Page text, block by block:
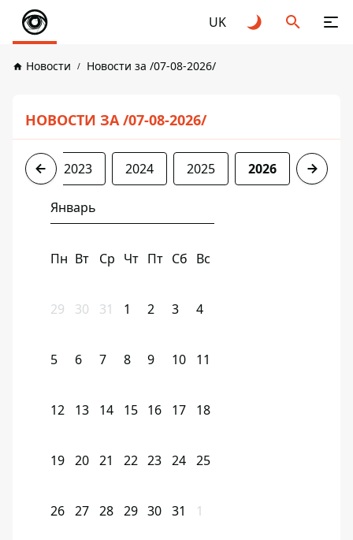
UK
Новости Новости за /07-08-2026/
НОВОСТИ ЗА /07-08-2026/
2022 2023 2024 2025 2026
Январь
Пн Вт Ср Чт Пт Сб Вс
29 30 31 1 2 3 4
5 6 7 8 9 10 11
12 13 14 15 16 17 18
19 20 21 22 23 24 25
26 27 28 29 30 31 1